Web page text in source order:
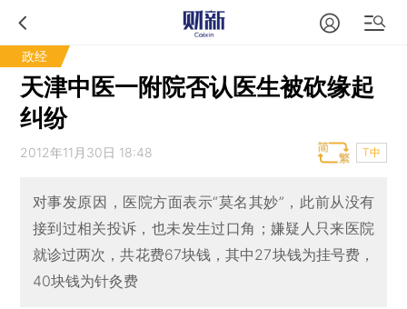
政经
天津中医一附院否认医生被砍缘起
纠纷
2012年11月30日 18:48 T中
对事发原因，医院方面表示“莫名其妙”，此前从没有
接到过相关投诉，也未发生过口角；嫌疑人只来医院
就诊过两次，共花费67块钱，其中27块钱为挂号费，
40块钱为针灸费